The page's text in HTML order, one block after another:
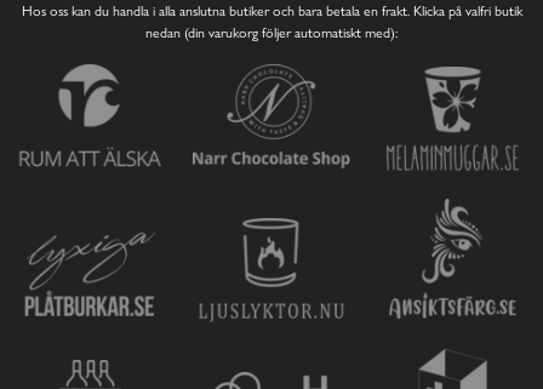
Hos oss kan du handla i alla anslutna butiker och bara betala en frakt. Klicka på valfri butik
nedan (din varukorg följer automatiskt med):